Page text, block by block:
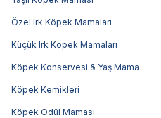
Özel Irk Köpek Mamaları
Küçük Irk Köpek Mamaları
Köpek Konservesi & Yaş Mama
Köpek Kemikleri
Köpek Ödül Maması